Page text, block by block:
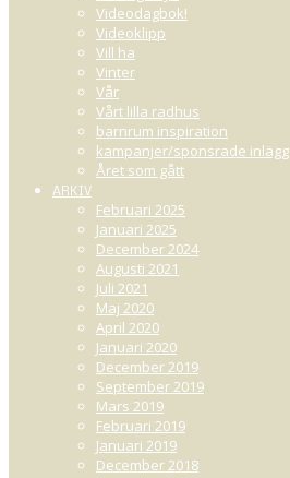
Videodagbok!
Videoklipp
Vill ha
Vinter
Vår
Vårt lilla radhus
barnrum inspiration
kampanjer/sponsrade inlägg
Året som gått
ARKIV
Februari 2025
Januari 2025
December 2024
Augusti 2021
Juli 2021
Maj 2020
April 2020
Januari 2020
December 2019
September 2019
Mars 2019
Februari 2019
Januari 2019
December 2018